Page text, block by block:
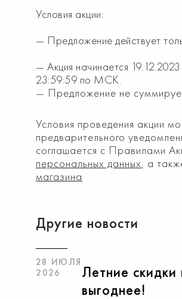
Условия акции:
— Предложение действует
— Акция начинается
23:59:59 по МСК.
— Предложение не
Условия проведения акции
предварительного
соглашается с Правилами
персональных данных, а
магазина
Другие новости
28 ИЮЛЯ
2026
Летние скидки
выгоднее!